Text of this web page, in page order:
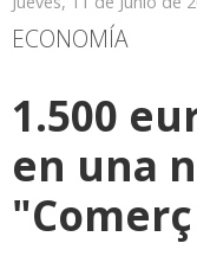
ECONOMÍA
1.500
en una